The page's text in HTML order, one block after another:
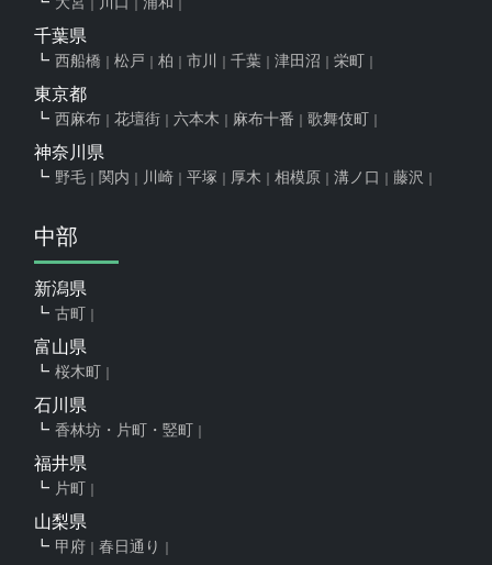
千葉県
西船橋 松戸 柏 市川 千葉 津田沼 栄町
東京都
西麻布 花壇街 六本木 麻布十番 歌舞伎町
神奈川県
野毛 関内 川崎 平塚 厚木 相模原 溝ノ口 藤沢
中部
新潟県
古町
富山県
桜木町
石川県
香林坊・片町・竪町
福井県
片町
山梨県
甲府 春日通り